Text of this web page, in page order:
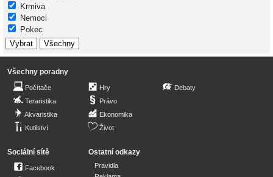
Krmiva
Nemoci
Pokec
Všechny poradny
Počítače
Teraristika
Akvaristika
Kutilství
Hry
Právo
Ekonomika
Život
Debaty
Sociální sítě
Facebook
Ostatní odkazy
Pravidla